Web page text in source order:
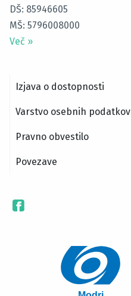
DŠ: 85946605
MŠ: 5796008000
Več »
Izjava o dostopnosti
Varstvo osebnih podatkov
Pravno obvestilo
Povezave